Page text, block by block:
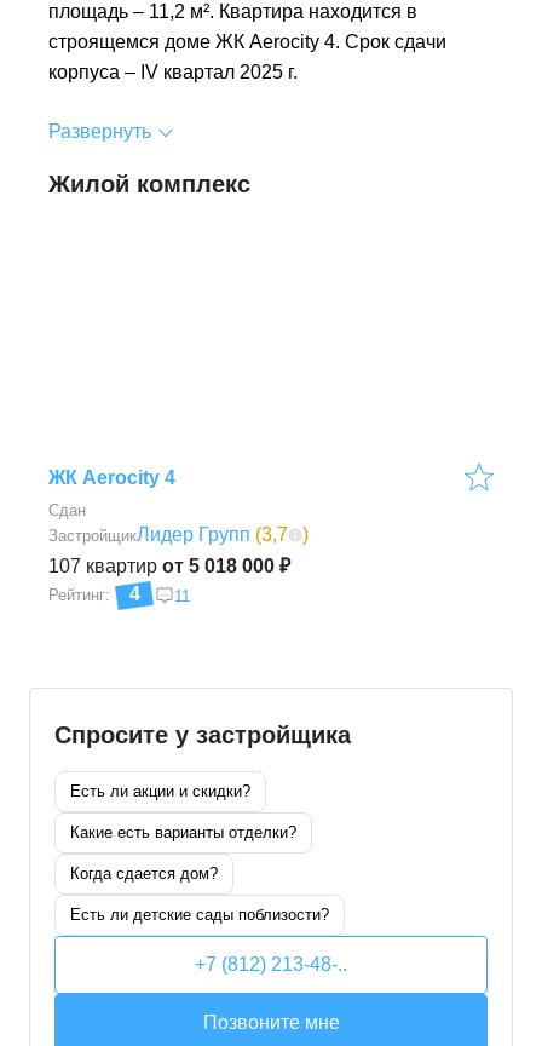
площадь – 11,2 м². Квартира находится в
строящемся доме ЖК Aerocity 4. Срок сдачи
корпуса – IV квартал 2025 г.
Развернуть
Жилой комплекс
ЖК Aerocity 4
Сдан
107 квартир от 5 018 000 ₽
ЗастройщикЛидер Групп (3,7 )
Рейтинг: 4 11
Спросите у застройщика
Есть ли акции и скидки?
Какие есть варианты отделки?
Когда сдается дом?
Есть ли детские сады поблизости?
+7 (812) 213-48-..
Позвоните мне